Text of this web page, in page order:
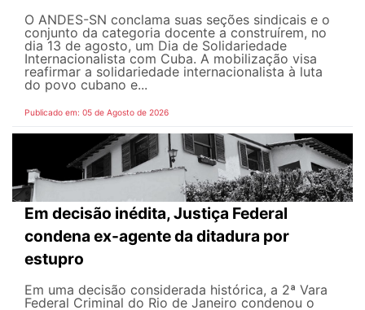
O ANDES-SN conclama suas seções sindicais e o
conjunto da categoria docente a construírem, no
dia 13 de agosto, um Dia de Solidariedade
Internacionalista com Cuba. A mobilização visa
reafirmar a solidariedade internacionalista à luta
do povo cubano e...
Publicado em: 05 de Agosto de 2026
Em decisão inédita, Justiça Federal
condena ex-agente da ditadura por
estupro
Em uma decisão considerada histórica, a 2ª Vara
Federal Criminal do Rio de Janeiro condenou o